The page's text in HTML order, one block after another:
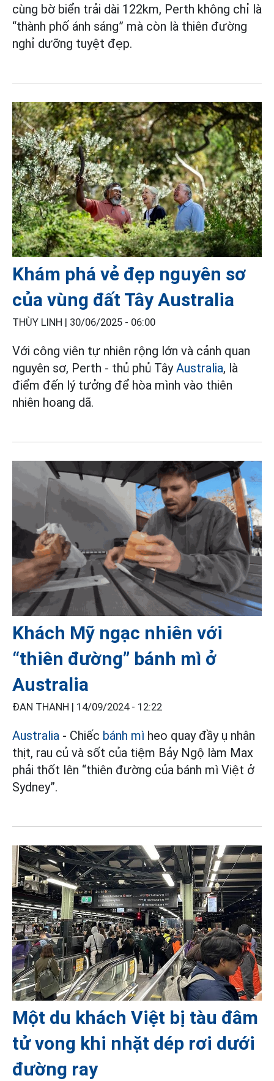
cùng bờ biển trải dài 122km, Perth không chỉ là
“thành phố ánh sáng” mà còn là thiên đường
nghỉ dưỡng tuyệt đẹp.
Khám phá vẻ đẹp nguyên sơ
của vùng đất Tây Australia
THÙY LINH | 30/06/2025 - 06:00
Với công viên tự nhiên rộng lớn và cảnh quan
nguyên sơ, Perth - thủ phủ TâyAustralia, là
điểm đến lý tưởng để hòa mình vào thiên
nhiên hoang dã.
Khách Mỹ ngạc nhiên với
“thiên đường” bánh mì ở
Australia
ĐAN THANH | 14/09/2024 - 12:22
Australia - Chiếc bánh mì heo quay đầy ụ nhân
thịt, rau củ và sốt của tiệm Bảy Ngộ làm Max
phải thốt lên “thiên đường của bánh mì Việt ở
Sydney”.
Một du khách Việt bị tàu đâm
tử vong khi nhặt dép rơi dưới
đường ray